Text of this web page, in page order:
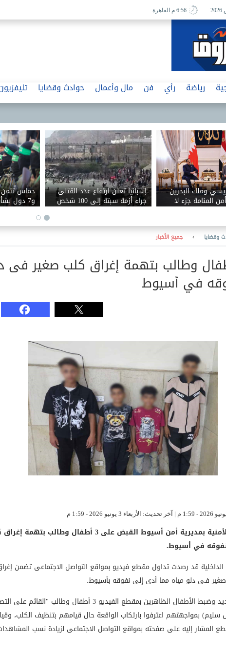
6:56 م القاهرة
رياضة رأي فن مال وأعمال حوادث وقضايا
وملك البحرين
المنامة جزء لا
القومي المصري
إسبانيا تعلن ارتفاع عدد القتلى
جراء أزمة سبتة إلى 100 شخص
حماس تثمن
و7 دول
الاحتلال
وقضايا › جميع الأخبار
3 أطفال وطالب بتهمة إغراق كلب صغير فى
في أسيوط
ألقت الأجهزة الأمنية بمديرية أمن أسيوط القبض على 3 أطفال
في أسيوط.
الداخلية قد رصدت تداول مقطع فيديو بمواقع التواصل الاجتماعى تضمن
فـى دلو مياه مما أدى إلى نفوقه بأسيوط.
بالفحص أمكن تحديد وضبط الأطفال الظاهرين بمقطع الفيديو 3 أطفال وطالب
سليم) بمواجهتهم اعترفوا بارتكاب الواقعة حال قيامهم بتنظيف الكلب،
المشار إليه على صفحته بمواقع التواصل الاجتماعى لزيادة نسب